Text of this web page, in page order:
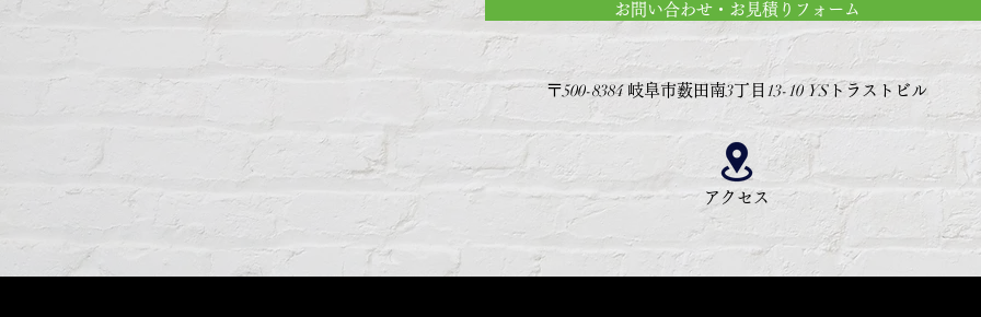
お問い合わせ・お見積りフォーム
〒500-8384 岐阜市薮田南3丁目 13-10 YSトラストビル
アクセス